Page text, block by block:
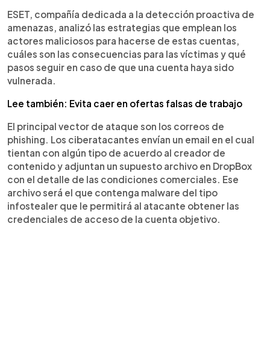
ESET, compañía dedicada a la detección proactiva de
amenazas, analizó las estrategias que emplean los
actores maliciosos para hacerse de estas cuentas,
cuáles son las consecuencias para las víctimas y qué
pasos seguir en caso de que una cuenta haya sido
vulnerada.
Lee también: Evita caer en ofertas falsas de trabajo
El principal vector de ataque son los correos de
phishing. Los ciberatacantes envían un email en el cual
tientan con algún tipo de acuerdo al creador de
contenido y adjuntan un supuesto archivo en DropBox
con el detalle de las condiciones comerciales. Ese
archivo será el que contenga malware del tipo
infostealer que le permitirá al atacante obtener las
credenciales de acceso de la cuenta objetivo.